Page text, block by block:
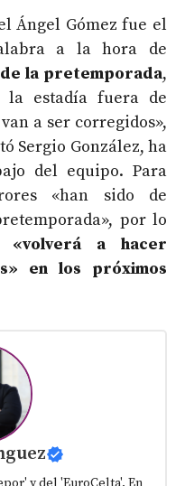
Ángel Gómez fue el
a la hora de
la pretemporada,
estadía fuera de
a ser corregidos»,
Sergio González, ha
del equipo. Para
«han sido de
por lo
a hacer
en los próximos